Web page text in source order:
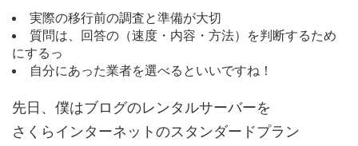
実際の移行前の調査と準備が大切
質問は、回答の（速度・内容・方法）を判断するため
にするっ
自分にあった業者を選べるといいですね！
先日、僕はブログのレンタルサーバーを
さくらインターネットのスタンダードプラン